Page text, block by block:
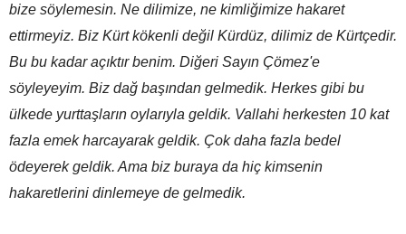
bize söylemesin. Ne dilimize, ne kimliğimize hakaret
ettirmeyiz. Biz Kürt kökenli değil Kürdüz, dilimiz de Kürtçedir.
Bu bu kadar açıktır benim. Diğeri Sayın Çömez'e
söyleyeyim. Biz dağ başından gelmedik. Herkes gibi bu
ülkede yurttaşların oylarıyla geldik. Vallahi herkesten 10 kat
fazla emek harcayarak geldik. Çok daha fazla bedel
ödeyerek geldik. Ama biz buraya da hiç kimsenin
hakaretlerini dinlemeye de gelmedik.